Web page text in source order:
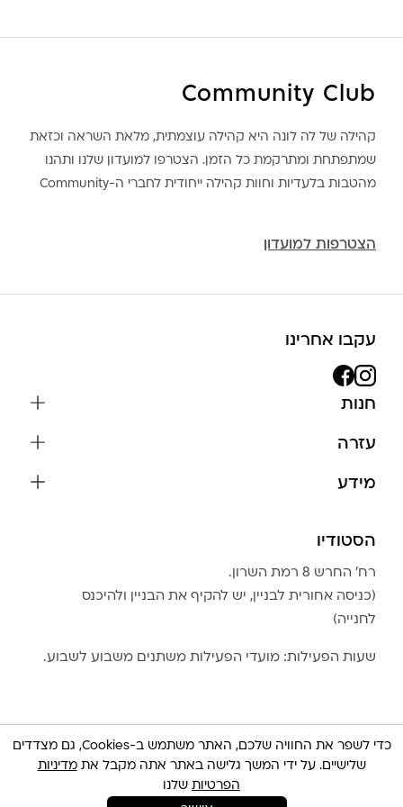
Community Club
קהילה של לה לונה היא קהילה עוצמתית, מלאת השראה וכזאת
שמתפתחת ומתרקמת כל הזמן. הצטרפו למועדון שלנו ותהנו
מהטבות בלעדיות וחוות קהילה ייחודית לחברי ה-Community
הצטרפות למועדון
עקבו אחרינו
חנות
צמידים
בגדים
אביזרים
גברים
LA LUNA HOME
עזרה
צור קשר
מידע
שמירה על התכשיטים
הצהרת נגישות
טבלת מידות טבעות
Community Club
הסטודיו
רח׳ החרש 8 רמת השרון.
(כניסה אחורית לבניין, יש להקיף את הבניין ולהיכנס
לחנייה)
שעות הפעילות: מועדי הפעילות משתנים משבוע לשבוע.
© כל הזכויות שמורות 2025 Built By IWP
כדי לשפר את החוויה שלכם, האתר משתמש ב-Cookies, גם מצדדים
שלישיים. על ידי המשך גלישה באתר אתה מקבל אתמדיניות
הפרטיות שלנו צריכה עזרה ?